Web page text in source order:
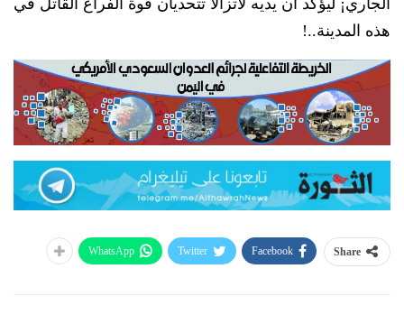
‬هذه المدينة‮..!‬
Share
Facebook
Twitter
WhatsApp